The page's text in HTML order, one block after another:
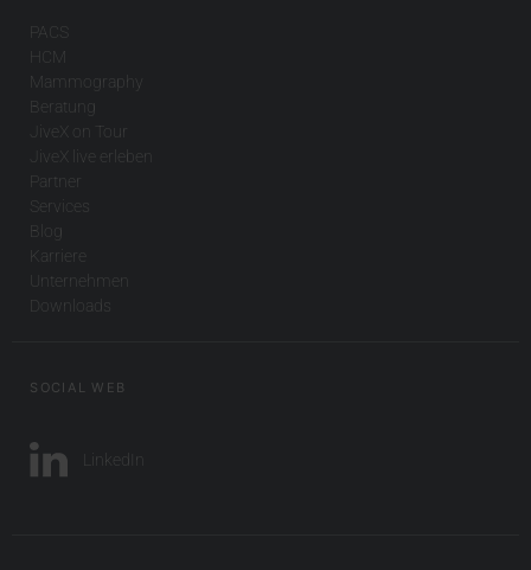
PACS
HCM
Mammography
Beratung
JiveX on Tour
JiveX live erleben
Partner
Services
Blog
Karriere
Unternehmen
Downloads
SOCIAL WEB
LinkedIn